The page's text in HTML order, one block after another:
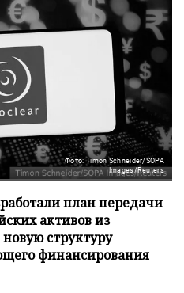
Фото: Timon Schneider/SOPA
Images/Reuters
план передачи
активов из
структуру
финансирования